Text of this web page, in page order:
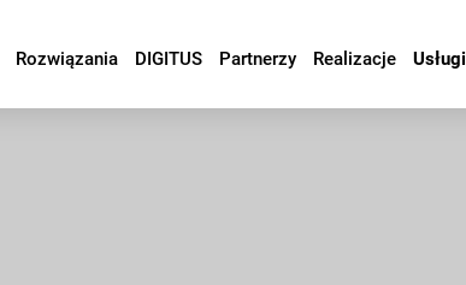
Rozwiązania DIGITUS Partnerzy Realizacje Usługi